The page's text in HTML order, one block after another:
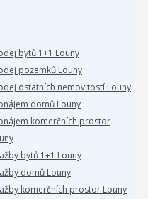
bytů 1+1 Louny
pozemků Louny
ostatních nemovitostí Louny
domů Louny
komerčních prostor
bytů 1+1 Louny
domů Louny
komerčních prostor Louny